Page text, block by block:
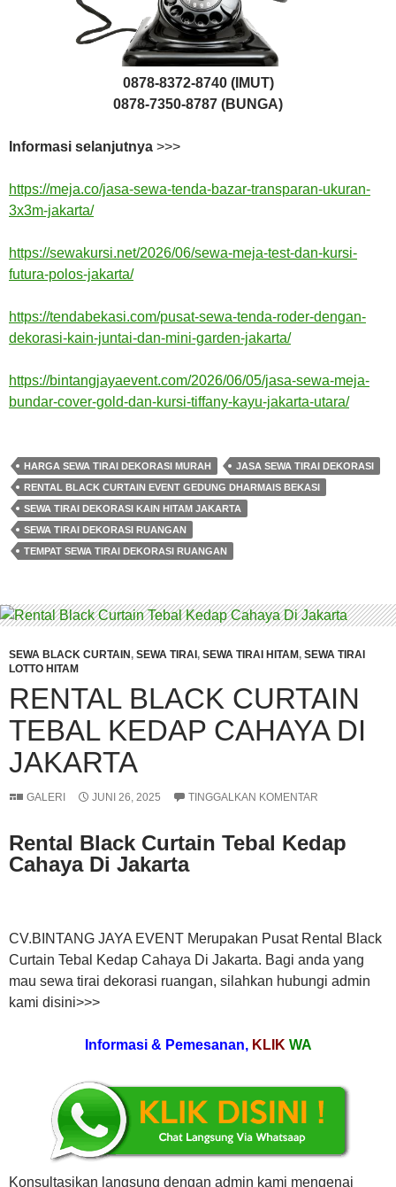
0878-8372-8740 (IMUT)
0878-7350-8787 (BUNGA)
Informasi selanjutnya >>>
https://meja.co/jasa-sewa-tenda-bazar-transparan-ukuran-
3x3m-jakarta/
https://sewakursi.net/2026/06/sewa-meja-test-dan-kursi-
futura-polos-jakarta/
https://tendabekasi.com/pusat-sewa-tenda-roder-dengan-
dekorasi-kain-juntai-dan-mini-garden-jakarta/
https://bintangjayaevent.com/2026/06/05/jasa-sewa-meja-
bundar-cover-gold-dan-kursi-tiffany-kayu-jakarta-utara/
HARGA SEWA TIRAI DEKORASI MURAH
JASA SEWA TIRAI DEKORASI
RENTAL BLACK CURTAIN EVENT GEDUNG DHARMAIS BEKASI
SEWA TIRAI DEKORASI KAIN HITAM JAKARTA
SEWA TIRAI DEKORASI RUANGAN
TEMPAT SEWA TIRAI DEKORASI RUANGAN
SEWA BLACK CURTAIN , SEWA TIRAI , SEWA TIRAI HITAM , SEWA TIRAI
LOTTO HITAM
RENTAL BLACK CURTAIN
TEBAL KEDAP CAHAYA DI
JAKARTA
GALERI JUNI 26, 2025 TINGGALKAN KOMENTAR
Rental Black Curtain Tebal Kedap
Cahaya Di Jakarta
CV.BINTANG JAYA EVENT Merupakan Pusat Rental Black
Curtain Tebal Kedap Cahaya Di Jakarta. Bagi anda yang
mau sewa tirai dekorasi ruangan, silahkan hubungi admin
kami disini>>>
Informasi & Pemesanan, KLIK WA
Konsultasikan langsung dengan admin kami mengenai